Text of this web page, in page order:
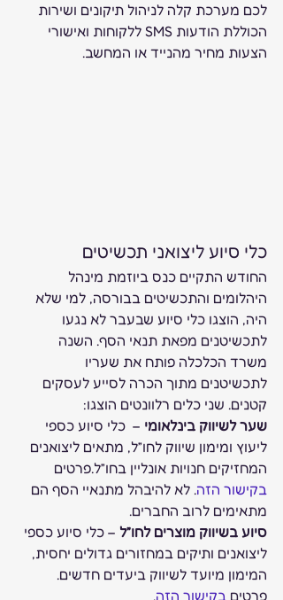
לכם מערכת קלה לניהול תיקונים ושירות
הכוללת הודעות SMS ללקוחות ואישורי
הצעות מחיר מהנייד או המחשב.
כלי סיוע ליצואני תכשיטים
החודש התקיים כנס ביוזמת מינהל
היהלומים והתכשיטים בבורסה, למי שלא
היה, הוצגו כלי סיוע שבעבר לא נגעו
לתכשיטנים מפאת תנאי הסף. השנה
משרד הכלכלה פותח את שעריו
לתכשיטנים מתוך הכרה לסייע לעסקים
קטנים. שני כלים רלוונטים הוצגו:
שער לשיווק בינלאומי –  כלי סיוע כספי
ליעוץ ומימון שיווק לחו”ל, מתאים ליצואנים
המחזיקים חנויות אונליין בחו”ל.פרטים
בקישור הזה. לא להיבהל מתנאיי הסף הם
מתאימים לרוב החברים.
סיוע בשיווק מוצרים לחו”ל – כלי סיוע כספי
ליצואנים ותיקים במחזורים גדולים יחסית,
המימון מיועד לשיווק ביעדים חדשים.
פרטים בקישור הזה.